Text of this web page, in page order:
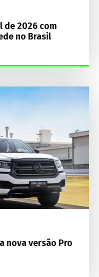
de 2026 com
no Brasil
nova versão Pro